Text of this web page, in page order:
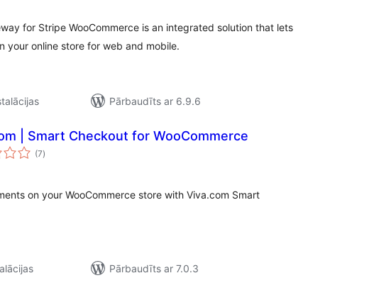
for Stripe WooCommerce is an integrated solution that lets
your online store for web and mobile.
Pārbaudīts ar 6.9.6
| Smart Checkout for WooCommerce
(7vērtējumu
kopsumma
)
on your WooCommerce store with Viva.com Smart
Pārbaudīts ar 7.0.3